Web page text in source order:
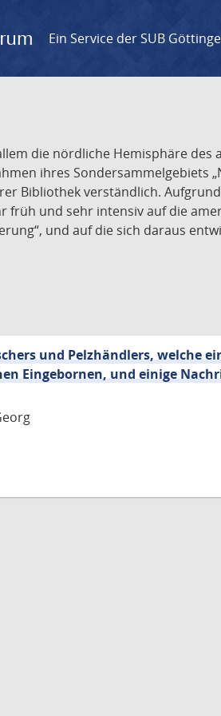
Ein Service der SUB
die nördliche Hemisphäre
ihres
Bibliothek verständlich.
und sehr intensiv auf die
und auf die sich daraus
und Pelzhändlers, welche
Eingebornen, und einige